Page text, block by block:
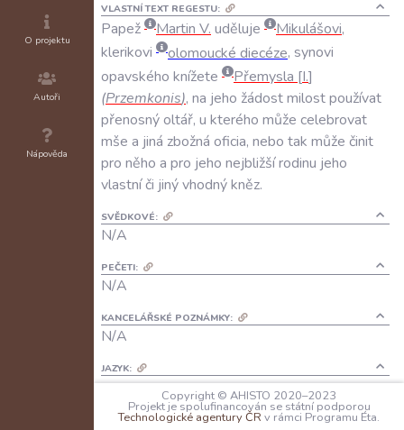
O projektu
Autoři
Nápověda
VLASTNÍ TEXT REGESTU:
Papež Martin V. uděluje Mikulášovi,
klerikovi
olomoucké diecéze, synovi
opavského knížete Přemysla I.
(Przemkonis), na jeho žádostmilostpoužívat
přenosnýoltář, u kterého může celebrovat
mše a jiná zbožná oficia, nebo tak může činit
pro něho a pro jeho nejbližšírodinu jeho
vlastníči jinývhodnýkněz.
SVĚDKOVÉ:
N/A
PEČETI:
N/A
KANCELÁŘSKÉ POZNÁMKY:
N/A
JAZYK:
latina
FORMA DOCHOVÁNÍ:
Copyright © AHISTO 2020–2023
Projekt je spolufinancován se státní podporou
Technologické agentury ČR v rámci Programu Éta.